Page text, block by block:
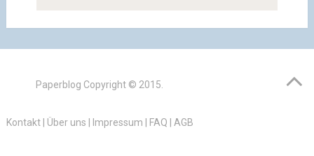
Paperblog Copyright © 2015.
Kontakt| Über uns Impressum FAQ AGB